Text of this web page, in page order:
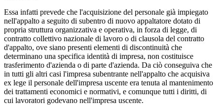
Essa infatti prevede che l'acquisizione del personale già impiegato
nell'appalto a seguito di subentro di nuovo appaltatore dotato di
propria struttura organizzativa e operativa, in forza di legge, di
contratto collettivo nazionale di lavoro o di clausola del contratto
d'appalto, ove siano presenti elementi di discontinuità che
determinano una specifica identità di impresa, non costituisce
trasferimento d'azienda o di parte d'azienda. Da ciò conseguiva che
in tutti gli altri casi l'impresa subentrante nell'appalto che acquisiva
ex lege il personale dell'impresa uscente era tenuta al mantenimento
dei trattamenti economici e normativi, e comunque tutti i diritti, di
cui lavoratori godevano nell'impresa uscente.